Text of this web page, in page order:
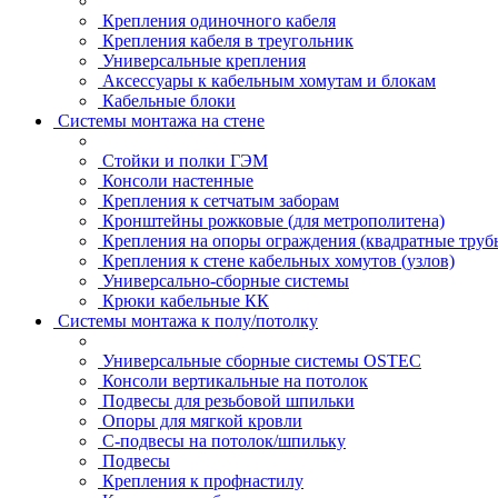
Крепления одиночного кабеля
Крепления кабеля в треугольник
Универсальные крепления
Аксессуары к кабельным хомутам и блокам
Кабельные блоки
Системы монтажа на стене
Стойки и полки ГЭМ
Консоли настенные
Крепления к сетчатым заборам
Кронштейны рожковые (для метрополитена)
Крепления на опоры ограждения (квадратные
Крепления к стене кабельных хомутов (узлов)
Универсально-сборные системы
Крюки кабельные КК
Системы монтажа к полу/потолку
Универсальные сборные системы OSTEC
Консоли вертикальные на потолок
Подвесы для резьбовой шпильки
Опоры для мягкой кровли
С-подвесы на потолок/шпильку
Подвесы
Крепления к профнастилу